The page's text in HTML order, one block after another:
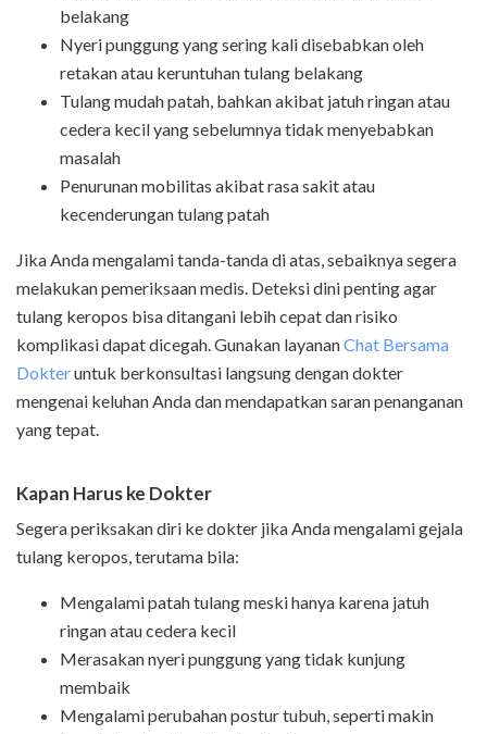
belakang
Nyeri punggung yang sering kali disebabkan oleh
retakan atau keruntuhan tulang belakang
Tulang mudah patah, bahkan akibat jatuh ringan atau
cedera kecil yang sebelumnya tidak menyebabkan
masalah
Penurunan mobilitas akibat rasa sakit atau
kecenderungan tulang patah
Jika Anda mengalami tanda-tanda di atas, sebaiknya segera
melakukan pemeriksaan medis. Deteksi dini penting agar
tulang keropos bisa ditangani lebih cepat dan risiko
komplikasi dapat dicegah. Gunakan layananChat Bersama
Dokteruntuk berkonsultasi langsung dengan dokter
mengenai keluhan Anda dan mendapatkan saran penanganan
yang tepat.
Kapan Harus ke Dokter
Segera periksakan diri ke dokter jika Anda mengalami gejala
tulang keropos, terutama bila:
Mengalami patah tulang meski hanya karena jatuh
ringan atau cedera kecil
Merasakan nyeri punggung yang tidak kunjung
membaik
Mengalami perubahan postur tubuh, seperti makin